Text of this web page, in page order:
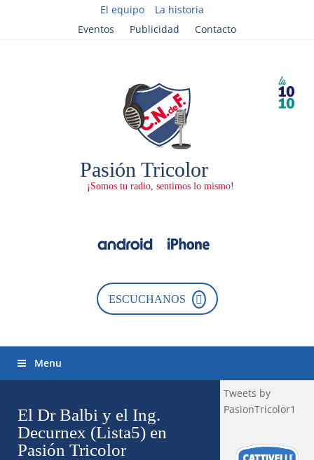
El equipo
La historia
Eventos
Publicidad Contacto
ESCUCHANOS
Menu
El Dr Balbi y el Ing.
Decurnex (Lista5) en
Pasión Tricolor
Tweets by
PasionTricolor1